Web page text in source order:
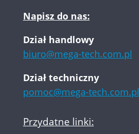
Napisz do nas:
Dział handlowy
biuro@mega-tech.com.pl
Dział techniczny
pomoc@mega-tech.com.pl
Przydatne linki: